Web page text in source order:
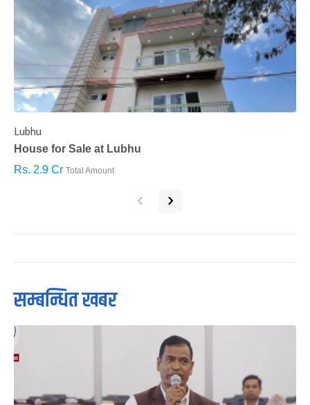
Lubhu
House for Sale at Lubhu
Rs. 2.9 Cr Total Amount
‹ ›
सम्बन्धित खबर